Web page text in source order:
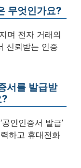
무엇인가요?
며 전자 거래의
신뢰받는 인증
서를 발급받
인인증서 발급’
하고 휴대전화